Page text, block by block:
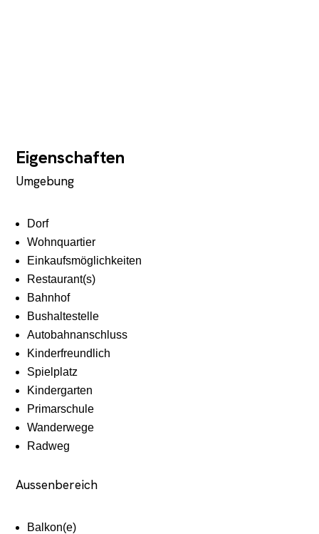
Eigenschaften
Umgebung
Dorf
Wohnquartier
Einkaufsmöglichkeiten
Restaurant(s)
Bahnhof
Bushaltestelle
Autobahnanschluss
Kinderfreundlich
Spielplatz
Kindergarten
Primarschule
Wanderwege
Radweg
Aussenbereich
Balkon(e)